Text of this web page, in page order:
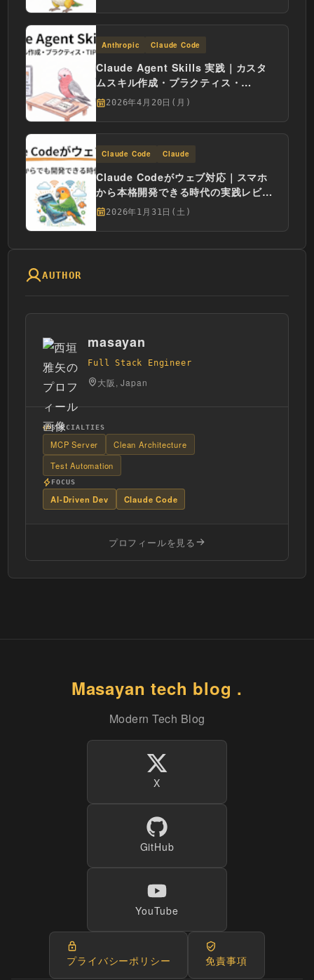
Anthropic Claude Code
Claude Agent Skills 実践｜カスタ
ムスキル作成・プラクティス・
TIPS・セキュリティ
2026年4月20日(月)
Claude Code Claude
Claude Codeがウェブ対応｜スマホ
から本格開発できる時代の実践レビュ
ー2026年1月31日(土)
AUTHOR
masayan
Full Stack Engineer
大阪, Japan
SPECIALTIES
MCP Server
Clean Architecture
Test Automation
FOCUS
AI-Driven Dev Claude Code
プロフィールを見る
Masayan tech blog .
Modern Tech Blog
X
GitHub
YouTube
プライバシーポリシー 免責事項